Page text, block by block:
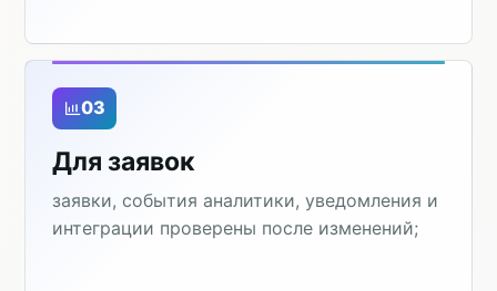
03
Для заявок
заявки, события аналитики, уведомления и
интеграции проверены после изменений;